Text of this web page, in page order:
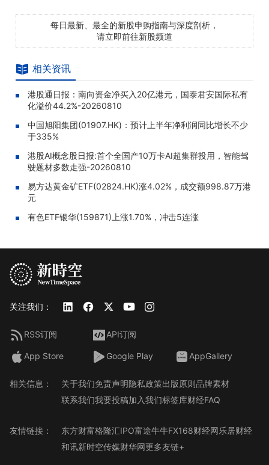
每日最新、最全的新股申购指南与深度剖析，
请立即前往新股频道
相关资讯
港股通日报：南向资金净买入20亿港元，国泰君安国际私有
化溢价44.2%-20260810
中国旭阳集团(01907.HK)：预计上半年净利润同比增长不少
于335%
港股AI概念股日报:首个全国产10万卡AI超集群投用，智能驾
驶题材多数走强-20260810
易方达黄金矿ETF(02824.HK)涨4.02%，成交额998.87万港
元
有色ETF银华(159871)上涨1.70%，冲击5连涨
关注我们：
RSS订阅 API订阅
App Store Google Play AppGallery
相关信息： 关于我们免责声明隐私政策出版原则品牌素材
联系我们我要投稿加入我们标签库财经FAQ
友情链接： 东方财富格隆汇IPO富途牛牛FX168财经网乐居财经
和讯新时空传媒财华网更多友链+